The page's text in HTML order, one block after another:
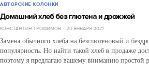
АВТОРСКИЕ КОЛОНКИ
Домашний хлеб без глютена и дрожжей
КОНСТАНТИН ТРОФИМОВ 20 ЯНВАРЯ 2021
Замена обычного хлеба на безглютеновый и
популярность. Но найти такой хлеб в продаже
поэтому я предлагаю вашему вниманию простой